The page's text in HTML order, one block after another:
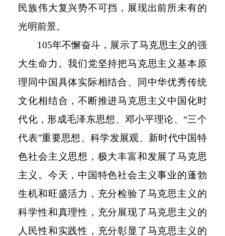
民族伟大复兴势不可挡，展现出前所未有的
光明前景。
105年不懈奋斗，展示了马克思主义的强
大生命力。我们党坚持把马克思主义基本原
理同中国具体实际相结合、同中华优秀传统
文化相结合，不断推进马克思主义中国化时
代化，形成毛泽东思想、邓小平理论、“三个
代表”重要思想、科学发展观、新时代中国特
色社会主义思想，极大丰富和发展了马克思
主义。今天，中国特色社会主义事业的蓬勃
生机和旺盛活力，充分检验了马克思主义的
科学性和真理性，充分展现了马克思主义的
人民性和实践性，充分彰显了马克思主义的